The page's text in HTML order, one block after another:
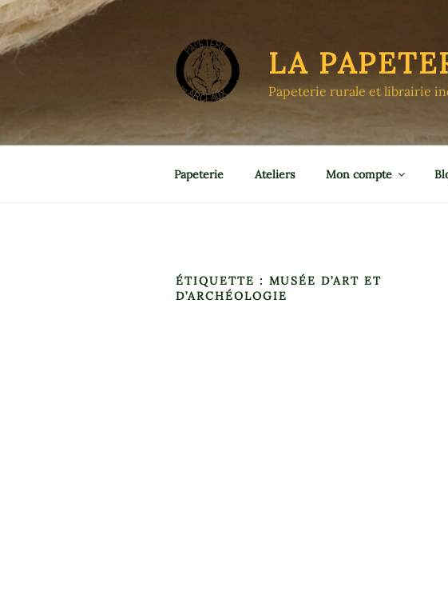
Aller
au
contenu
LA
Papeterie rurale et librairie
Papeterie Ateliers Mon compte
ÉTIQUETTE : MUSÉE D’ART ET
D’ARCHÉOLOGIE